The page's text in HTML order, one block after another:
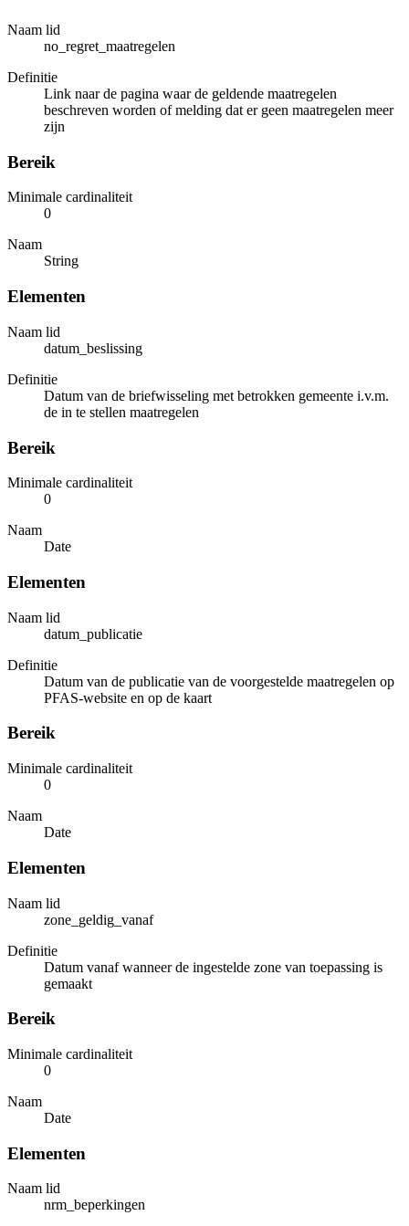
Naam lid
no_regret_maatregelen
Definitie
Link naar de pagina waar de geldende maatregelen
beschreven worden of melding dat er geen maatregelen meer
zijn
Bereik
Minimale cardinaliteit
0
Naam
String
Elementen
Naam lid
datum_beslissing
Definitie
Datum van de briefwisseling met betrokken gemeente i.v.m.
de in te stellen maatregelen
Bereik
Minimale cardinaliteit
0
Naam
Date
Elementen
Naam lid
datum_publicatie
Definitie
Datum van de publicatie van de voorgestelde maatregelen op
PFAS-website en op de kaart
Bereik
Minimale cardinaliteit
0
Naam
Date
Elementen
Naam lid
zone_geldig_vanaf
Definitie
Datum vanaf wanneer de ingestelde zone van toepassing is
gemaakt
Bereik
Minimale cardinaliteit
0
Naam
Date
Elementen
Naam lid
nrm_beperkingen